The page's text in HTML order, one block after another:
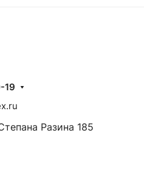
19
Разина 185